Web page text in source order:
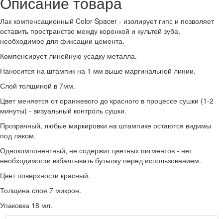
Лак компенсационный Color Spacer - изолирует гипс и позволяет
оставить пространство между коронкой и культей зуба,
необходимое для фиксации цемента.
Компенсирует линейную усадку металла.
Наносится на штампик на 1 мм выше маргинальной линии.
Слой толщиной в 7мм.
Цвет меняется от оранжевого до красного в процессе сушки (1-2
минуты) - визуальный контроль сушки.
Прозрачный, любые маркировки на штампике остаются видимы
под лаком.
Однокомпонентный, не содержит цветных пигментов - нет
необходимости взбалтывать бутылку перед использованием.
Цвет поверхности красный.
Толщина слоя 7 микрон.
Упаковка 18 мл.